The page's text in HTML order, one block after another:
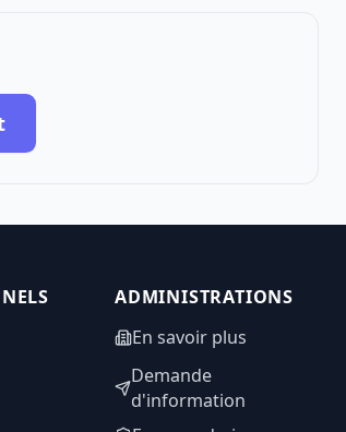
ADMINISTRATIONS
En savoir plus
Demande
d'information